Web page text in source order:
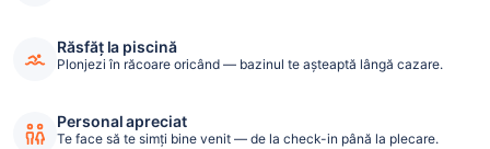
Răsfăț la piscină
Plonjezi în răcoare oricând — bazinul te așteaptă lângă cazare.
Personal apreciat
Te face să te simți bine venit — de la check-in până la plecare.